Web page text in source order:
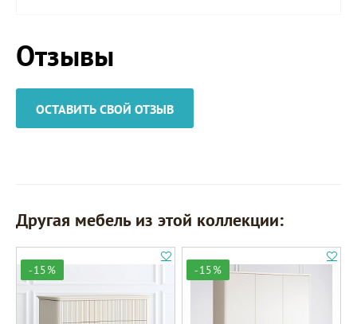
Отзывы
ОСТАВИТЬ СВОЙ ОТЗЫВ
Другая мебель из этой коллекции:
-15% -15%